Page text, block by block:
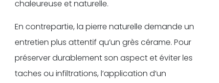
chaleureuse et naturelle.
En contrepartie, la pierre naturelle demande un
entretien plus attentif qu’un grès cérame. Pour
préserver durablement son aspect et éviter les
taches ou infiltrations, l’application d’un